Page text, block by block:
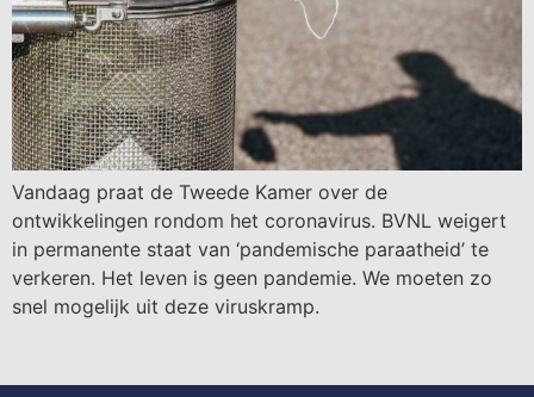
Vandaag praat de Tweede Kamer over de
ontwikkelingen rondom het coronavirus. BVNL weigert
in permanente staat van ‘pandemische paraatheid’ te
verkeren. Het leven is geen pandemie. We moeten zo
snel mogelijk uit deze viruskramp.